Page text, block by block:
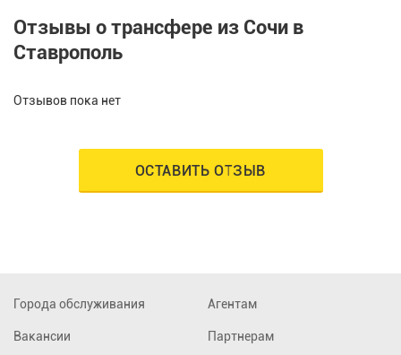
Отзывы о трансфере из Сочи в
Ставрополь
Отзывов пока нет
ОСТАВИТЬ ОТЗЫВ
Города обслуживания
Вакансии
Агентам
Партнерам